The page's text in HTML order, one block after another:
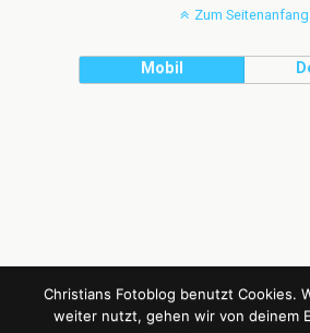
Zum Seitenanfang
Mobil
Christians Fotoblog benutzt Cookies.
weiter nutzt, gehen wir von deinem